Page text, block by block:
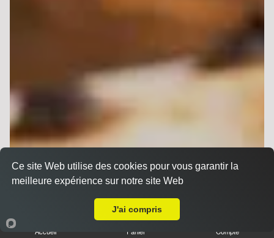
Accueil Panier Compte
Ce site Web utilise des cookies pour vous garantir la
meilleure expérience sur notre site Web
J'ai compris